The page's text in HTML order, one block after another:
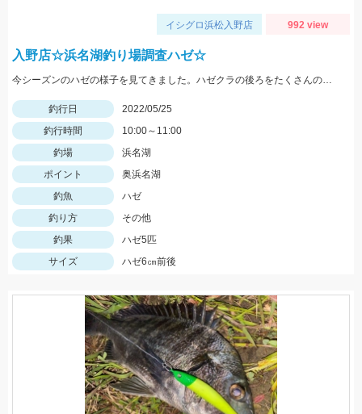
イシグロ浜松入野店 992 view
入野店☆浜名湖釣り場調査ハゼ☆
今シーズンのハゼの様子を見てきました。ハゼクラの後ろをたくさんのハゼが付いてきたので今後楽しみですよ♪今後もちょくちょく様子見てきますね。
釣行日
2022/05/25
釣行時間
10:00～11:00
釣場
浜名湖
ポイント
奥浜名湖
釣魚
ハゼ
釣り方
その他
釣果
ハゼ5匹
サイズ
ハゼ6㎝前後